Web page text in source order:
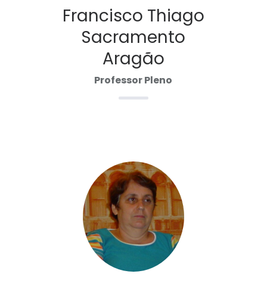
Francisco Thiago
Sacramento
Aragão
Professor Pleno